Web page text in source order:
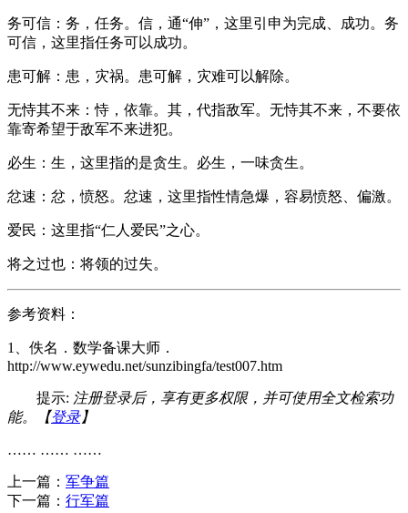
务可信：务，任务。信，通“伸”，这里引申为完成、成功。务
可信，这里指任务可以成功。
患可解：患，灾祸。患可解，灾难可以解除。
无恃其不来：恃，依靠。其，代指敌军。无恃其不来，不要依
靠寄希望于敌军不来进犯。
必生：生，这里指的是贪生。必生，一味贪生。
忿速：忿，愤怒。忿速，这里指性情急爆，容易愤怒、偏激。
爱民：这里指“仁人爱民”之心。
将之过也：将领的过失。
参考资料：
1、佚名．数学备课大师．
http://www.eywedu.net/sunzibingfa/test007.htm
提示: 注册登录后，享有更多权限，并可使用全文检索功
能。【登录】
…… …… ……
上一篇： 军争篇
下一篇： 行军篇